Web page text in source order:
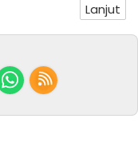
Lanjut